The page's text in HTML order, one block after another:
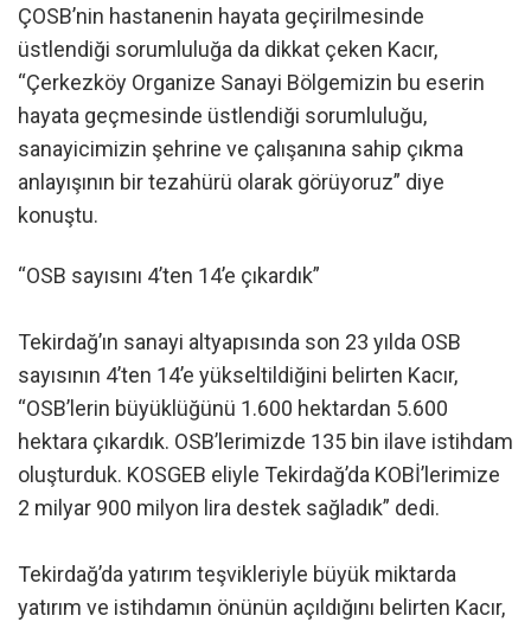
ÇOSB’nin hastanenin hayata geçirilmesinde
üstlendiği sorumluluğa da dikkat çeken Kacır,
“Çerkezköy Organize Sanayi Bölgemizin bu eserin
hayata geçmesinde üstlendiği sorumluluğu,
sanayicimizin şehrine ve çalışanına sahip çıkma
anlayışının bir tezahürü olarak görüyoruz” diye
konuştu.
“OSB sayısını 4’ten 14’e çıkardık”
Tekirdağ’ın sanayi altyapısında son 23 yılda OSB
sayısının 4’ten 14’e yükseltildiğini belirten Kacır,
“OSB’lerin büyüklüğünü 1.600 hektardan 5.600
hektara çıkardık. OSB’lerimizde 135 bin ilave istihdam
oluşturduk. KOSGEB eliyle Tekirdağ’da KOBİ’lerimize
2 milyar 900 milyon lira destek sağladık” dedi.
Tekirdağ’da yatırım teşvikleriyle büyük miktarda
yatırım ve istihdamın önünün açıldığını belirten Kacır,